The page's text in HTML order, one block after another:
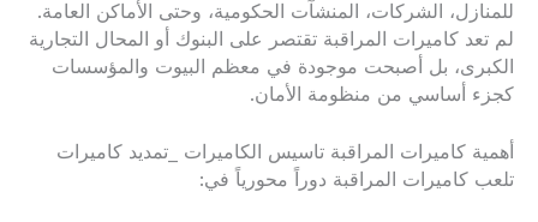
للمنازل، الشركات، المنشآت الحكومية، وحتى الأماكن العامة.
لم تعد كاميرات المراقبة تقتصر على البنوك أو المحال التجارية
الكبرى، بل أصبحت موجودة في معظم البيوت والمؤسسات
كجزء أساسي من منظومة الأمان.
أهمية كاميرات المراقبة تاسيس الكاميرات _تمديد كاميرات
تلعب كاميرات المراقبة دوراً محورياً في: